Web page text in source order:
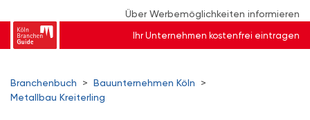
Über Werbemöglichkeiten informieren
Ihr Unternehmen kostenfrei eintragen
Branchenbuch > Bauunternehmen Köln
>
Metallbau Kreiterling